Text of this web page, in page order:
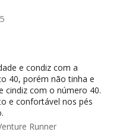
e condiz com a
40, porém não tinha e
cindiz com o número 40.
e confortável nos pés
Runner